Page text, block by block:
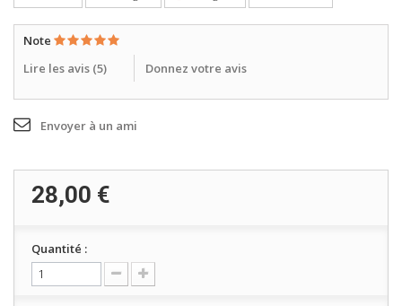
Note
Lire les avis (5) Donnez votre avis
Envoyer à un ami
28,00 €
Quantité :